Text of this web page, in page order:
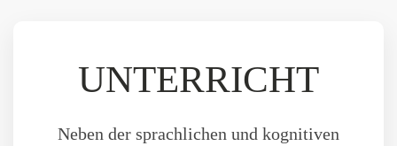
UNTERRICHT
Neben der sprachlichen und kognitiven